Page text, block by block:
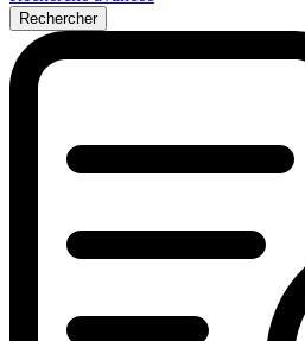
Rechercher